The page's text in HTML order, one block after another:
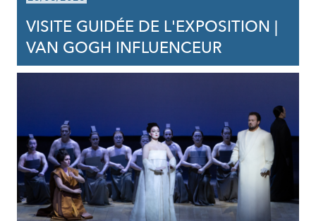
VISITE GUIDÉE DE L'EXPOSITION |
VAN GOGH INFLUENCEUR